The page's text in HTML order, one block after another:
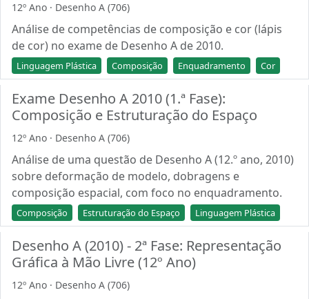
12º Ano · Desenho A (706)
Análise de competências de composição e cor (lápis
de cor) no exame de Desenho A de 2010.
Linguagem Plástica Composição Enquadramento Cor
Exame Desenho A 2010 (1.ª Fase):
Composição e Estruturação do Espaço
12º Ano · Desenho A (706)
Análise de uma questão de Desenho A (12.º ano, 2010)
sobre deformação de modelo, dobragens e
composição espacial, com foco no enquadramento.
Composição Estruturação do Espaço Linguagem Plástica
Desenho A (2010) - 2ª Fase: Representação
Gráfica à Mão Livre (12º Ano)
12º Ano · Desenho A (706)